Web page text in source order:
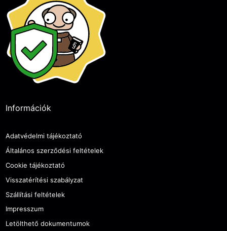
Információk
Adatvédelmi tájékoztató
Általános szerződési feltételek
Cookie tájékoztató
Visszatérítési szabályzat
Szállítási feltételek
Impresszum
Letölthető dokumentumok